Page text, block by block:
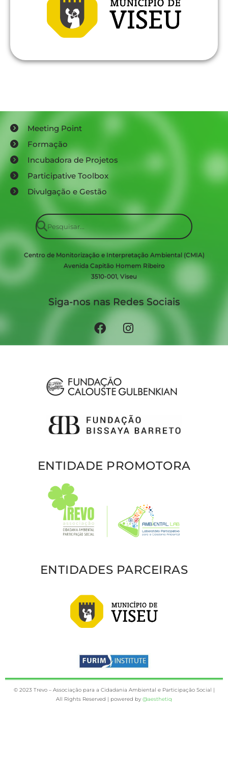
Meeting Point
Formação
Incubadora de Projetos
Participative Toolbox
Divulgação e Gestão
Centro de Monitorização e Interpretação Ambiental (CMIA)
Avenida Capitão Homem Ribeiro
3510-001, Viseu
Siga-nos nas Redes Sociais
ENTIDADE PROMOTORA
ENTIDADES PARCEIRAS
© 2023 Trevo – Associação para a Cidadania Ambiental e Participação Social |
All Rights Reserved | powered by @aesthetiq